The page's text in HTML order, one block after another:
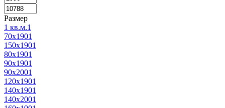
Размер
1 кв.м.1
70x1901
150x1901
80x1901
90x1901
90x2001
120x1901
140x1901
140x2001